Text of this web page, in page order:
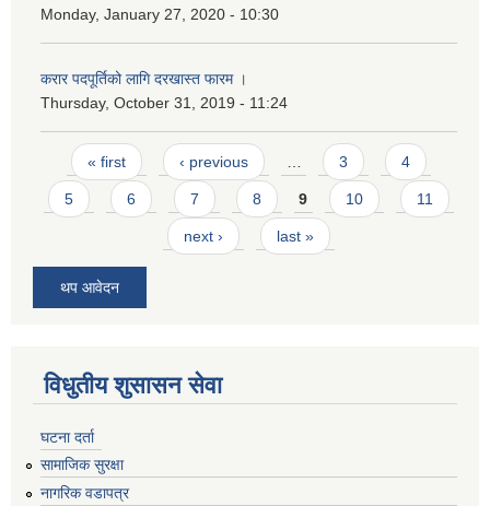
Monday, January 27, 2020 - 10:30
करार पदपूर्तिको लागि दरखास्त फारम ।
Thursday, October 31, 2019 - 11:24
Pages
« first ‹ previous … 3 4
5 6 7 8 9 10 11
next › last »
थप आवेदन
विधुतीय शुसासन सेवा
घटना दर्ता
सामाजिक सुरक्षा
नागरिक वडापत्र